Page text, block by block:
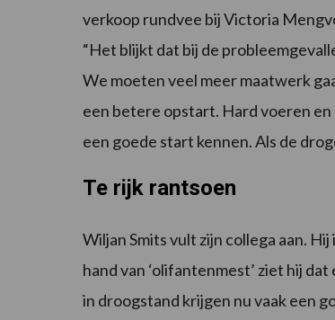
verkoop rundvee bij Victoria
“Het blijkt dat bij de
We moeten veel meer maatwerk
een betere opstart. Hard voeren
een goede start kennen. Als de
Te rijk rantsoen
Wiljan Smits vult zijn collega aan.
hand van ‘olifantenmest’ ziet hij
in droogstand krijgen nu vaak een